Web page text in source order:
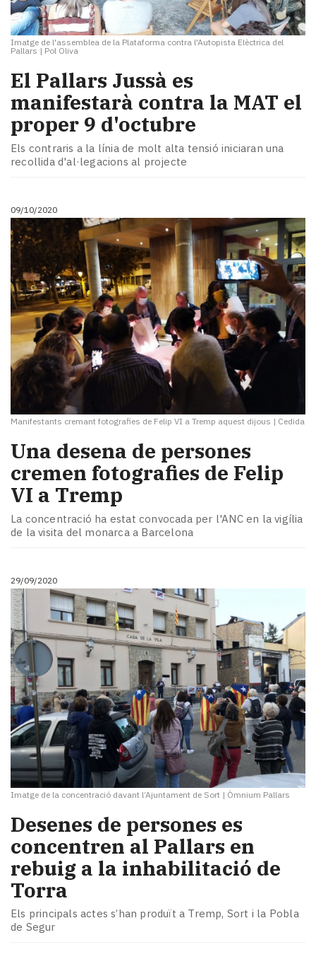
Imatge de l'assemblea de la Plataforma contra l'Autopista Elèctrica del
Pallars | Pol Oliva
El Pallars Jussà es
manifestarà contra la MAT el
proper 9 d'octubre
Els contraris a la línia de molt alta tensió iniciaran una
recollida d'al·legacions al projecte
09/10/2020
Manifestants cremant fotografies de Felip VI a Tremp aquest dijous | Cedida
Una desena de persones
cremen fotografies de Felip
VI a Tremp
La concentració ha estat convocada per l'ANC en la vigília
de la visita del monarca a Barcelona
29/09/2020
Imatge de la concentració davant l’Ajuntament de Sort | Òmnium Pallars
Desenes de persones es
concentren al Pallars en
rebuig a la inhabilitació de
Torra
Els principals actes s’han produït a Tremp, Sort i la Pobla
de Segur